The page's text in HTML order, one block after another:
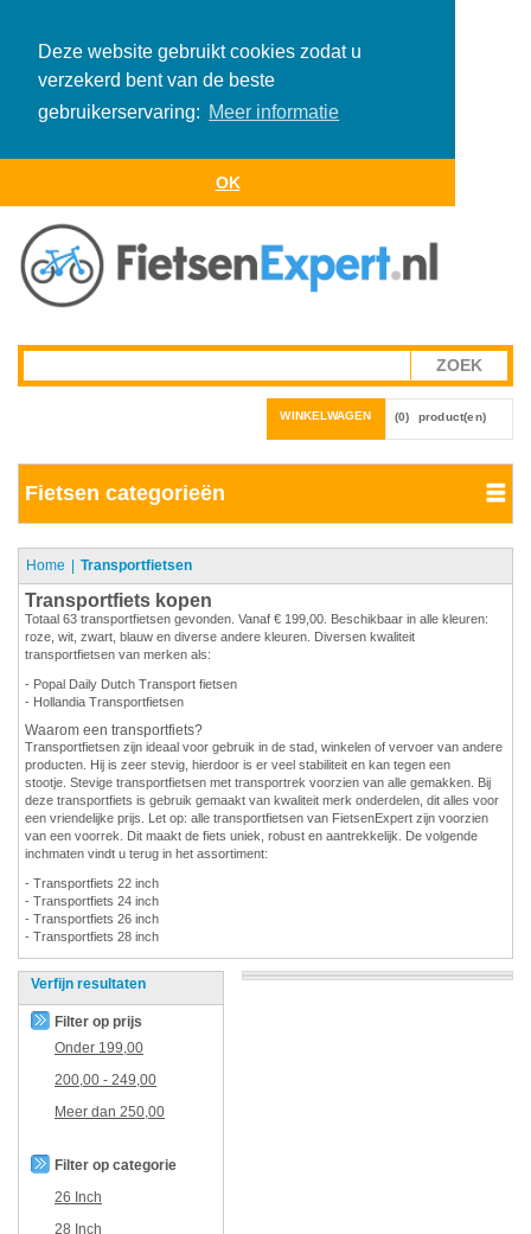
Deze website gebruikt cookies zodat u
verzekerd bent van de beste
gebruikerservaring: Meer informatie
OK
WINKELWAGEN (0) product(en)
Fietsen categorieën
Home Transportfietsen
Transportfiets kopen
Totaal 63 transportfietsen gevonden. Vanaf € 199,00. Beschikbaar in alle kleuren:
roze, wit, zwart, blauw en diverse andere kleuren. Diversen kwaliteit
transportfietsen van merken als:
- Popal Daily Dutch Transport fietsen
- Hollandia Transportfietsen
Waarom een transportfiets?
Transportfietsen zijn ideaal voor gebruik in de stad, winkelen of vervoer van andere
producten. Hij is zeer stevig, hierdoor is er veel stabiliteit en kan tegen een
stootje. Stevige transportfietsen met transportrek voorzien van alle gemakken. Bij
deze transportfiets is gebruik gemaakt van kwaliteit merk onderdelen, dit alles voor
een vriendelijke prijs. Let op: alle transportfietsen van FietsenExpert zijn voorzien
van een voorrek. Dit maakt de fiets uniek, robust en aantrekkelijk. De volgende
inchmaten vindt u terug in het assortiment:
- Transportfiets 22 inch
- Transportfiets 24 inch
- Transportfiets 26 inch
- Transportfiets 28 inch
Verfijn resultaten
Filter op prijs
Onder 199,00
200,00 - 249,00
Meer dan 250,00
Filter op categorie
26 Inch
28 Inch